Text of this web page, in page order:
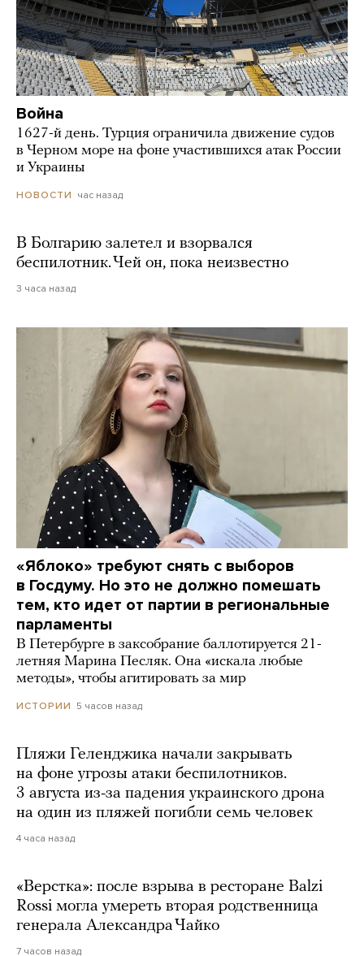
Война
1627-й день. Турция ограничила движение судов
в Черном море на фоне участившихся атак России
и Украины
НОВОСТИ час назад
В Болгарию залетел и взорвался
беспилотник. Чей он, пока неизвестно
3 часа назад
«Яблоко» требуют снять с выборов
в Госдуму. Но это не должно помешать
тем, кто идет от партии в региональные
парламенты
В Петербурге в заксобрание баллотируется 21-
летняя Марина Песляк. Она «искала любые
методы», чтобы агитировать за мир
ИСТОРИИ 5 часов назад
Пляжи Геленджика начали закрывать
на фоне угрозы атаки беспилотников.
3 августа из-за падения украинского дрона
на один из пляжей погибли семь человек
4 часа назад
«Верстка»: после взрыва в ресторане Balzi
Rossi могла умереть вторая родственница
генерала Александра Чайко
7 часов назад